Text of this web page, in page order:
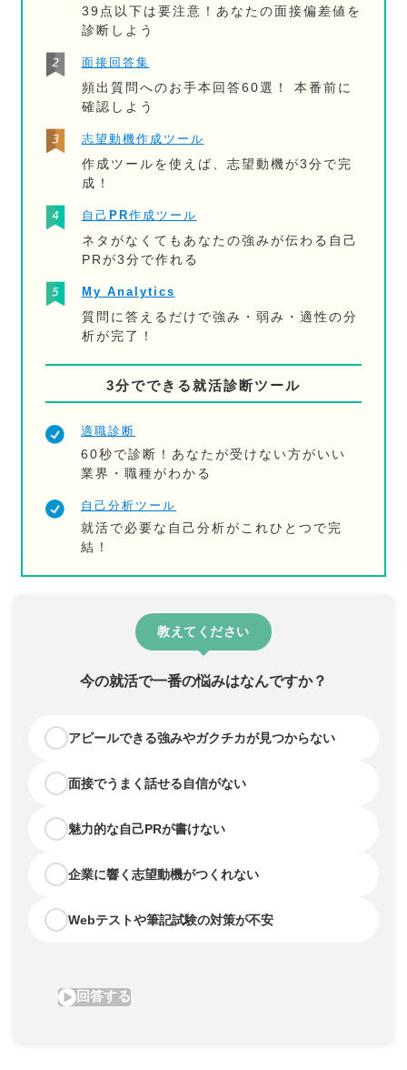
39点以下は要注意！あなたの面接偏差値を
診断しよう
面接回答集
頻出質問へのお手本回答60選！ 本番前に
確認しよう
志望動機作成ツール
作成ツールを使えば、志望動機が3分で完
成！
自己PR作成ツール
ネタがなくてもあなたの強みが伝わる自己
PRが3分で作れる
My Analytics
質問に答えるだけで強み・弱み・適性の分
析が完了！
3分でできる就活診断ツール
適職診断
60秒で診断！あなたが受けない方がいい
業界・職種がわかる
自己分析ツール
就活で必要な自己分析がこれひとつで完
結！